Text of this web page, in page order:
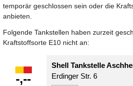
temporär geschlossen sein oder die
anbieten.
Folgende Tankstellen haben zurzeit
Kraftstoffsorte E10 nicht an:
-,--
Shell Tankstelle
Erdinger Str. 6